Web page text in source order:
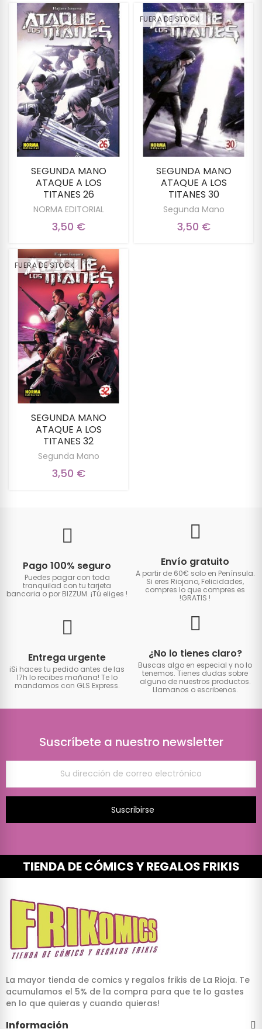
SEGUNDA MANO
ATAQUE A LOS
TITANES 26
NORMA EDITORIAL
3,50 €
FUERA DE STOCK
SEGUNDA MANO
ATAQUE A LOS
TITANES 30
Segunda Mano
3,50 €
FUERA DE STOCK
SEGUNDA MANO
ATAQUE A LOS
TITANES 32
Segunda Mano
3,50 €
Pago 100% seguro
Puedes pagar con toda
tranquilad con tu tarjeta
bancaria o por BIZZUM. ¡Tú eliges !
Envío gratuito
A partir de 60€ solo en Península.
Si eres Riojano, Felicidades,
compres lo que compres es
!GRATIS !
Entrega urgente
iSi haces tu pedido antes de las
17h lo recibes mañana! Te lo
mandamos con GLS Express.
¿No lo tienes claro?
Buscas algo en especial y no lo
tenemos. Tienes dudas sobre
alguno de nuestros productos.
Llamanos o escribenos.
Suscríbete a nuestro newsletter
Suscribirse
TIENDA DE CÓMICS Y REGALOS FRIKIS
La mayor tienda de comics y regalos frikis de La Rioja. Te
acumulamos el 5% de la compra para que te lo gastes
en lo que quieras y cuando quieras!
Información